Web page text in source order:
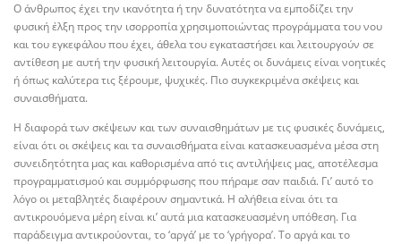
Ο άνθρωπος έχει την ικανότητα ή την δυνατότητα να εμποδίζει την
φυσική έλξη προς την ισορροπία χρησιμοποιώντας προγράμματα του νου
και του εγκεφάλου που έχει, άθελα του εγκαταστήσει και λειτουργούν σε
αντίθεση με αυτή την φυσική λειτουργία. Αυτές οι δυνάμεις είναι νοητικές
ή όπως καλύτερα τις ξέρουμε, ψυχικές. Πιο συγκεκριμένα σκέψεις και
συναισθήματα.
Η διαφορά των σκέψεων και των συναισθημάτων με τις φυσικές δυνάμεις,
είναι ότι οι σκέψεις και τα συναισθήματα είναι κατασκευασμένα μέσα στη
συνειδητότητα μας και καθορισμένα από τις αντιλήψεις μας, αποτέλεσμα
προγραμματισμού και συμμόρφωσης που πήραμε σαν παιδιά. Γι’ αυτό το
λόγο οι μεταβλητές διαφέρουν σημαντικά. Η αλήθεια είναι ότι τα
αντικρουόμενα μέρη είναι κι’ αυτά μια κατασκευασμένη υπόθεση. Για
παράδειγμα αντικρούονται, το ‘αργά’ με το ‘γρήγορα’. Το αργά και το